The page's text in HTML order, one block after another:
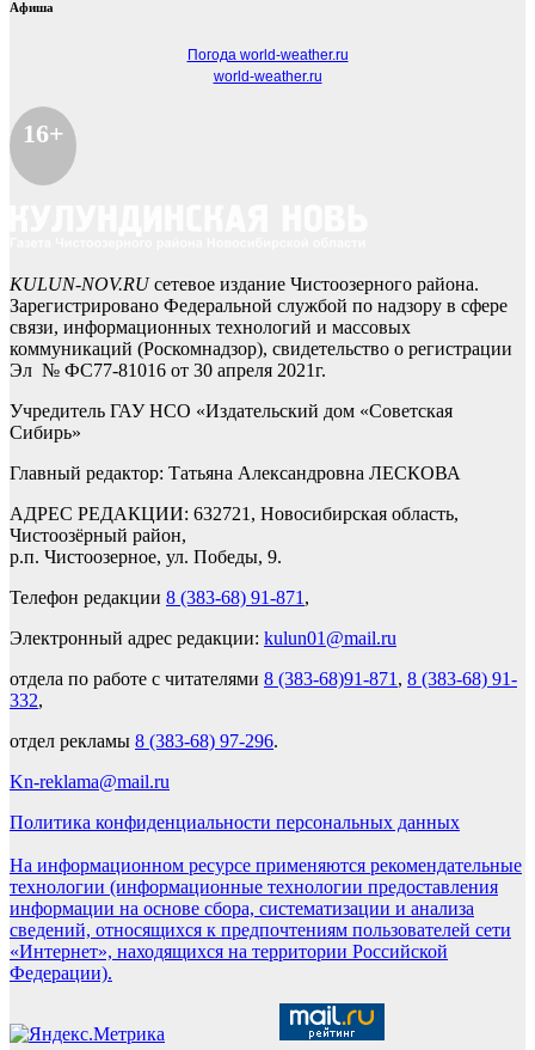
Афиша
Погода world-weather.ru
world-weather.ru
16+
KULUN-NOV.RUсетевое издание Чистоозерного района.
Зарегистрировано Федеральной службой по надзору в сфере
связи, информационных технологий и массовых
коммуникаций (Роскомнадзор), свидетельство о регистрации
Эл № ФС77-81016 от 30 апреля 2021г.
Учредитель ГАУ НСО «Издательский дом «Советская
Сибирь»
Главный редактор: Татьяна Александровна ЛЕСКОВА
АДРЕС РЕДАКЦИИ: 632721, Новосибирская область,
Чистоозёрный район,
р.п. Чистоозерное, ул. Победы, 9.
Телефон редакции 8 (383-68) 91-871 ,
Электронный адрес редакции: kulun01@mail.ru
отдела по работе с читателями 8 (383-68)91-871 , 8 (383-68) 91-
332,
отдел рекламы 8 (383-68) 97-296.
Kn-reklama@mail.ru
Политика конфиденциальности персональных данных
На информационном ресурсе применяются рекомендательные
технологии (информационные технологии предоставления
информации на основе сбора, систематизации и анализа
сведений, относящихся к предпочтениям пользователей сети
«Интернет», находящихся на территории Российской
Федерации).